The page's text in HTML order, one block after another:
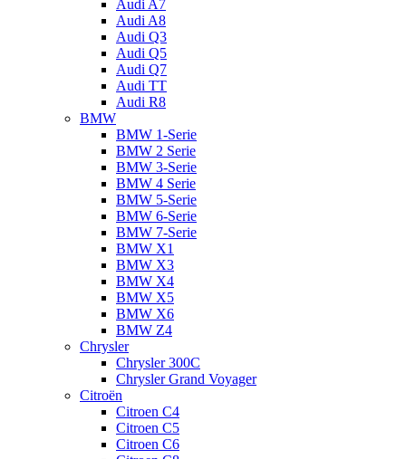
Audi A7
Audi A8
Audi Q3
Audi Q5
Audi Q7
Audi TT
Audi R8
BMW
BMW 1-Serie
BMW 2 Serie
BMW 3-Serie
BMW 4 Serie
BMW 5-Serie
BMW 6-Serie
BMW 7-Serie
BMW X1
BMW X3
BMW X4
BMW X5
BMW X6
BMW Z4
Chrysler
Chrysler 300C
Chrysler Grand Voyager
Citroën
Citroen C4
Citroen C5
Citroen C6